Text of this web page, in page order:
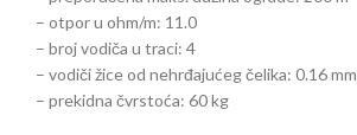
– otpor u ohm/m: 11.0
– broj vodiča u traci: 4
– vodiči žice od nehrđajućeg čelika: 0.16 mm
– prekidna čvrstoća: 60 kg